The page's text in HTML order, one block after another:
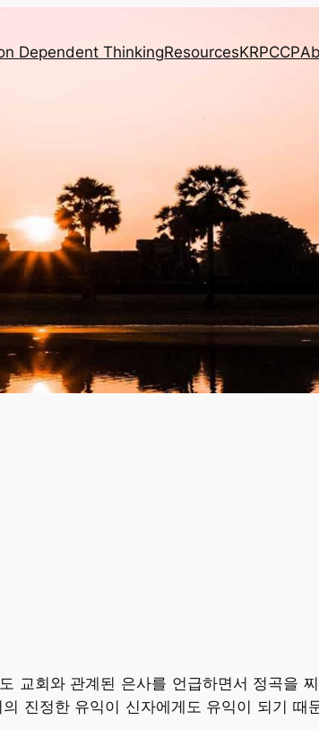
Dependent ThinkingResourcesKRPCCP
교회와 관계된 은사를 언급하면서 정곡을
진정한 유익이 신자에게도 유익이 되기 때